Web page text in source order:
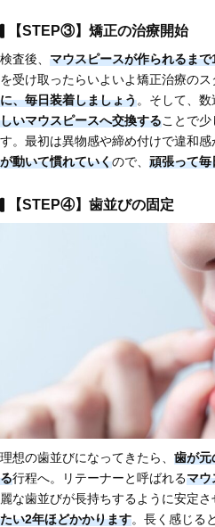
【STEP③】矯正の治療開始
検査後、 マウスピースが作られるまで
を受け取ったらいよいよ矯正治療のス
に、毎日装着しましょう。そして、数
しいマウスピースへ交換することで
す。最初は異物感や締め付けで違和感
が動いて慣れていくので、 頑張って毎
【STEP④】歯並びの固定
理想の歯並びになってきたら、 歯が元
る行程へ。リテーナーと呼ばれるマウ
麗な歯並びが長持ちするように安定さ
たい2年ほどかかります。長く感じる